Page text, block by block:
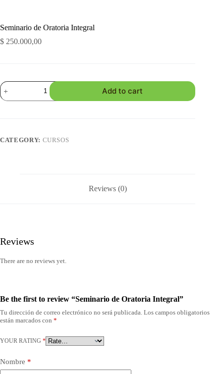
Seminario de Oratoria Integral
$ 250.000,00
Seminario
de
Oratoria
Add to cart
CATEGORY: CURSOS
Reviews (0)
Reviews
There are no reviews yet.
Be the first to review “Seminario de Oratoria Integral”
Tu dirección de correo electrónico no será publicada. Los campos obligatorios
están marcados con *
YOUR RATING *
Nombre *